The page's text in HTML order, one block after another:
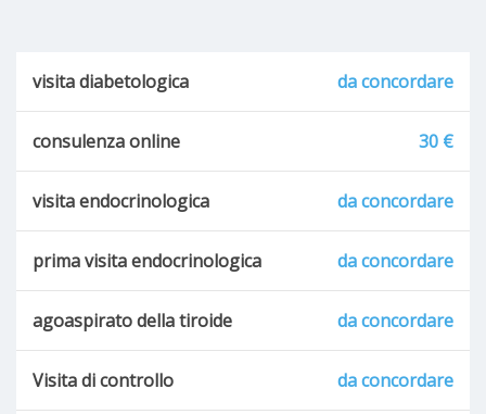
visita diabetologica da concordare
consulenza online 30 €
visita endocrinologica da concordare
prima visita endocrinologica da concordare
agoaspirato della tiroide da concordare
Visita di controllo da concordare